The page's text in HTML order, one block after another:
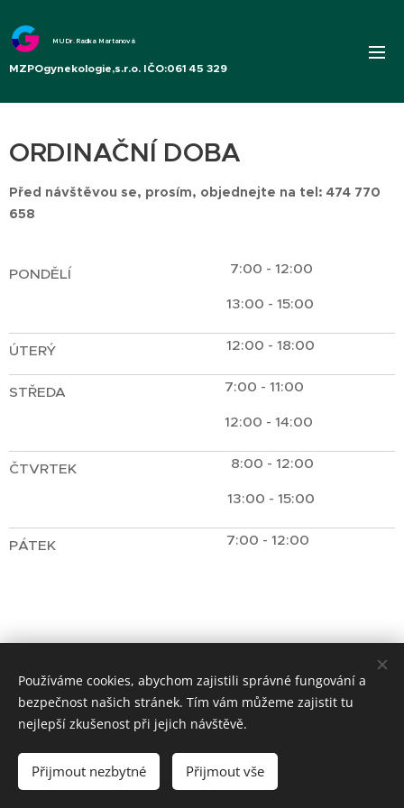
MUDr. Radka Martanová
MZPOgynekologie,s.r.o. IČO:061 45 329
ORDINAČNÍ DOBA
Před návštěvou se, prosím, objednejte na tel: 474 770
658
PONDĚLÍ 7:00 - 12:00
13:00 - 15:00
ÚTERÝ 12:00 - 18:00
STŘEDA 7:00 - 11:00
12:00 - 14:00
ČTVRTEK 8:00 - 12:00
13:00 - 15:00
PÁTEK 7:00 - 12:00
Vytvořeno službou Cookies
Používáme cookies, abychom zajistili správné fungování a
bezpečnost našich stránek. Tím vám můžeme zajistit tu
nejlepší zkušenost při jejich návštěvě.
Přijmout nezbytné Přijmout vše